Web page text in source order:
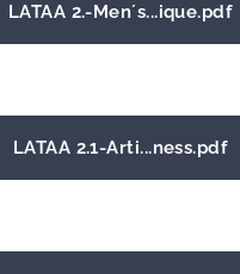
LATAA 2.-Men´s...ique.pdf
LATAA 2.1-Arti...ness.pdf